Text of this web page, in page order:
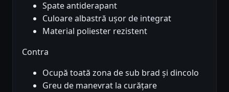
Spate antiderapant
Culoare albastră ușor de integrat
Material poliester rezistent
Contra
Ocupă toată zona de sub brad și dincolo
Greu de manevrat la curățare